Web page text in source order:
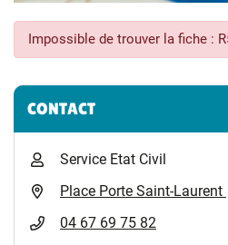
Impossible de trouver la fiche :
Informations
CONTACT
Service Etat Civil
Place Porte Saint-Laurent
04 67 69 75 82